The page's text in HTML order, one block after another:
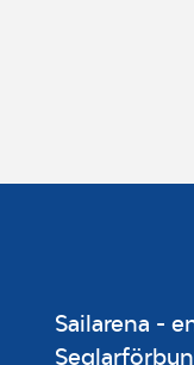
Sailarena -